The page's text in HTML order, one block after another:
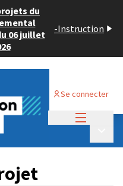
du
06 juillet
-Instruction
Se connecter